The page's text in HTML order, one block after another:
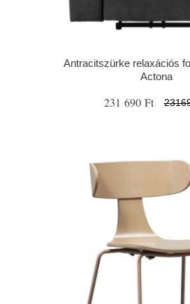
Antracitszürke relaxációs
Actona
231 690 Ft